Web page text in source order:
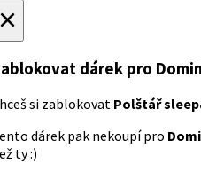
dárek pro
si zablokovat Polštář
dárek pak nekoupí pro
ty :)